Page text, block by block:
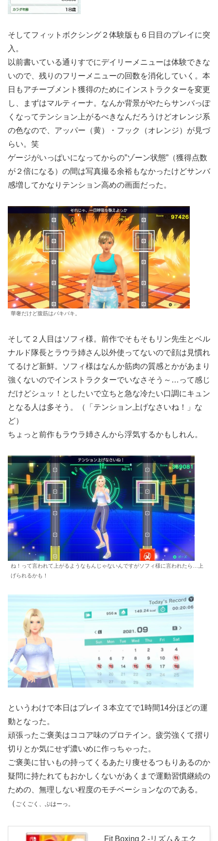
そしてフィットボクシング２体験版も６日目のプレイに突
入。
以前書いている通りすでにデイリーメニューは体験できな
いので、残りのフリーメニューの回数を消化していく。本
日もアチーブメント獲得のためにインストラクターを変更
し、まずはマルティーナ。なんか背景がやたらサンバっぽ
くなってテンション上がるべきなんだろうけどオレンジ系
の色なので、アッパー（黄）・フック（オレンジ）が見づ
らい。笑
ゲージがいっぱいになってからの”ゾーン状態”（獲得点数
が２倍になる）の間は写真撮る余裕もなかったけどサンバ
感増してかなりテンション高めの画面だった。
華奢だけど腹筋はバキバキ。
そして２人目はソフィ様。前作でそもそもリン先生とベル
ナルド隊長とラウラ姉さん以外使ってないので顔は見慣れ
てるけど新鮮。ソフィ様はなんか筋肉の質感とかがあまり
強くないのでインストラクターでいなさそう～…って感じ
だけどシュッ！としたいで立ちと急な冷たい口調にキュン
となる人は多そう。（「テンション上げなさいね！」な
ど）
ちょっと前作もラウラ姉さんから浮気するかもしれん。
ね！って言われて上がるようなもんじゃないんですがソフィ様に言われたら…上
げられるかも！
というわけで本日はプレイ３本立てで1時間14分ほどの運
動となった。
頑張ったご褒美はココア味のプロテイン。疲労強くて摺り
切りとか気にせず濃いめに作っちゃった。
ご褒美に甘いもの持ってくるあたり痩せるつもりあるのか
疑問に持たれてもおかしくないがあくまで運動習慣継続の
ための、無理しない程度のモチベーションなのである。
（ ごくごく、ぷはーっ。
Fit Boxing 2 -リズム＆エク